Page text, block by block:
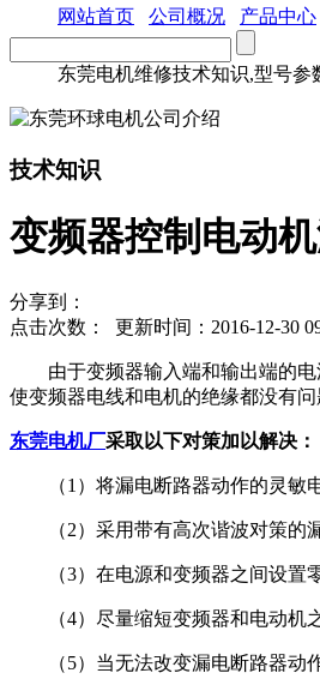
网站首页 公司概况 产品中心
东莞电机维修技术知识,型号参
技术知识
变频器控制电动
分享到：
点击次数：
更新时间：2016-12-30
由于变频器输入端和输出端的电
使变频器电线和电机的绝缘都没有
东莞电机厂采取以下对策加以解决：
（1）将漏电断路器动作的灵敏电
（2）采用带有高次谐波对策的漏
（3）在电源和变频器之间设置零
（4）尽量缩短变频器和电动机之
（5）当无法改变漏电断路器动作